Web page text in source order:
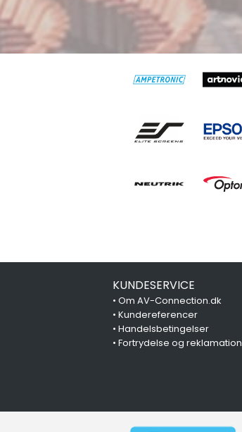
KUNDESERVICE
• Om AV-Connection.dk
• Kundereferencer
• Handelsbetingelser
• Fortrydelse og reklamation